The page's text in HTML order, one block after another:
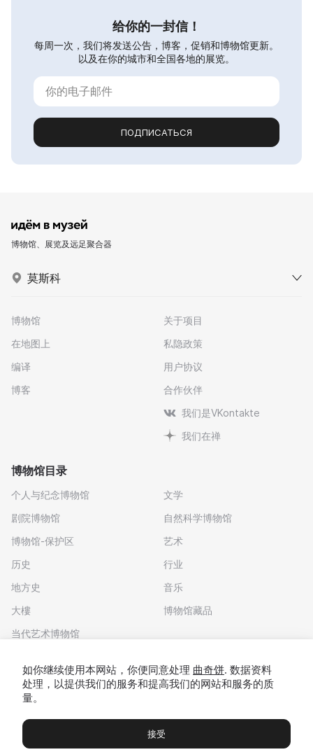
给你的一封信！
每周一次，我们将发送公告，博客，促销和博物馆更新。
以及在你的城市和全国各地的展览。
ПОДПИСАТЬСЯ
博物馆、展览及远足聚合器
莫斯科
博物馆
在地图上
编译
博客
关于项目
私隐政策
用户协议
合作伙伴
我们是VKontakte
我们在禅
博物馆目录
个人与纪念博物馆
剧院博物馆
博物馆-保护区
历史
地方史
大樓
当代艺术博物馆
文学
自然科学博物馆
艺术
行业
音乐
博物馆藏品
博物馆 展览及展览 Чаты Вы
如你继续使用本网站，你便同意处理 曲奇饼. 数据资料
处理，以提供我们的服务和提高我们的网站和服务的质
量。
接受